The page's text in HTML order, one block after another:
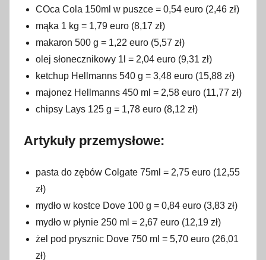
COca Cola 150ml w puszce = 0,54 euro (2,46 zł)
mąka 1 kg = 1,79 euro (8,17 zł)
makaron 500 g = 1,22 euro (5,57 zł)
olej słonecznikowy 1l = 2,04 euro (9,31 zł)
ketchup Hellmanns 540 g = 3,48 euro (15,88 zł)
majonez Hellmanns 450 ml = 2,58 euro (11,77 zł)
chipsy Lays 125 g = 1,78 euro (8,12 zł)
Artykuły przemysłowe:
pasta do zębów Colgate 75ml = 2,75 euro (12,55
zł)
mydło w kostce Dove 100 g = 0,84 euro (3,83 zł)
mydło w płynie 250 ml = 2,67 euro (12,19 zł)
żel pod prysznic Dove 750 ml = 5,70 euro (26,01
zł)